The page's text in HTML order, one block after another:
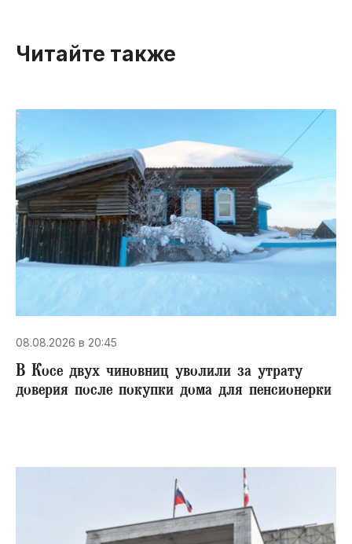
Читайте также
08.08.2026 в 20:45
В Косе двух чиновниц уволили за утрату
доверия после покупки дома для пенсионерки